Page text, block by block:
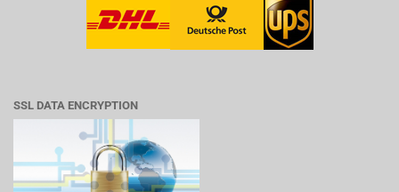
SSL DATA ENCRYPTION